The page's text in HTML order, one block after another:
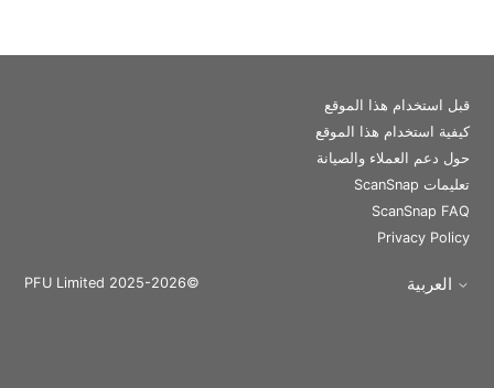
قبل استخدام هذا الموقع
كيفية استخدام هذا الموقع
حول دعم العملاء والصيانة
تعليمات ScanSnap
ScanSnap FAQ
Privacy Policy
©PFU Limited 2025-2026